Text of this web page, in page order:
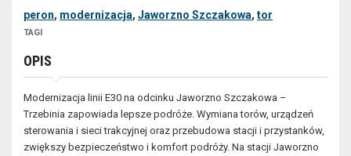
peron, modernizacja, Jaworzno Szczakowa, tor
TAGI
OPIS
Modernizacja linii E30 na odcinku Jaworzno Szczakowa –
Trzebinia zapowiada lepsze podróże. Wymiana torów, urządzeń
sterowania i sieci trakcyjnej oraz przebudowa stacji i przystanków,
zwiększy bezpieczeństwo i komfort podróży. Na stacji Jaworzno